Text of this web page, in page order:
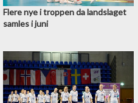
Flere nye i troppen da landslaget
samles i juni